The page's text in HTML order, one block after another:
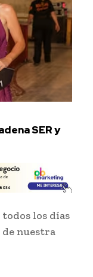
SER y
los días
nuestra